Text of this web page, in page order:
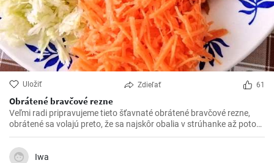
Uložiť Zdieľať 61
Obrátené bravčové rezne
Veľmi radi pripravujeme tieto šťavnaté obrátené bravčové rezne,
obrátené sa volajú preto, že sa najskôr obalia v strúhanke až potom
vo vajíčku. Sú krásne jemné a veľmi šťavnaté. V kombinácii s
čerstvou zeleninou sú výborné.
Iwa